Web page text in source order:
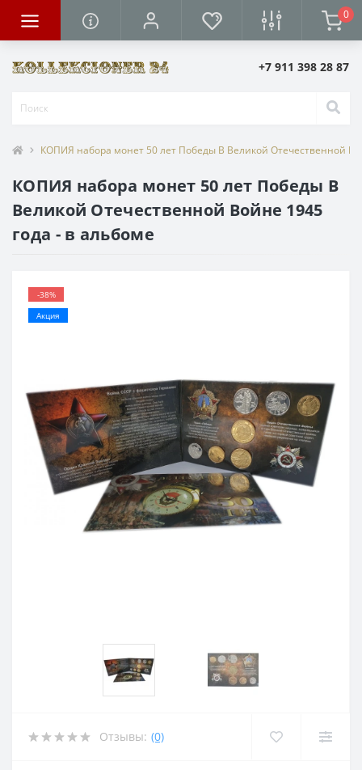
0
+7 911 398 28 87
КОПИЯ набора монет 50 лет Победы В Великой Отечественной
КОПИЯ набора монет 50 лет Победы В
Великой Отечественной Войне 1945
года - в альбоме
-38%
Акция
Отзывы: (0)